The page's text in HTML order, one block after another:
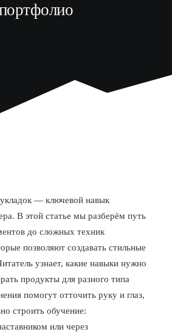
— ключевой навык
В этой статье мы разберём путь
до сложных техник
позволяют создавать стильные
узнает, какие навыки нужно
продукты для разного типа
помогут отточить руку и глаз,
строить обучение:
или через